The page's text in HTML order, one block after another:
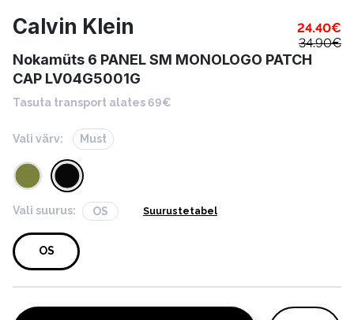
Calvin Klein 24.40€
34.90€
Nokamüts 6 PANEL SM MONOLOGO PATCH
CAP LV04G5001G
Tasuta transport alates 69€
Vali värv: Must
Vali suurus: OS Suurustetabel
OS